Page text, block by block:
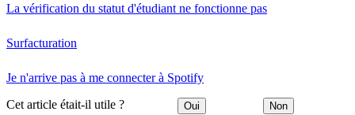
La vérification du statut d'étudiant ne fonctionne pas
Surfacturation
Je n'arrive pas à me connecter à Spotify
Cet article était-il utile ? Oui Non